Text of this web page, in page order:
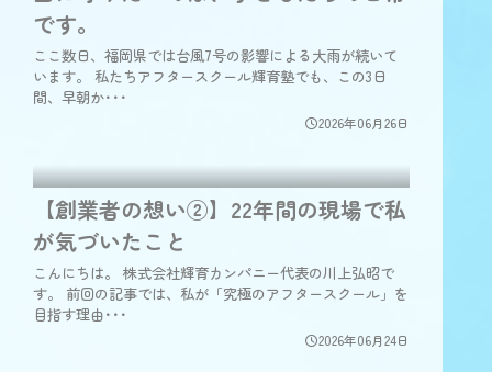
です。
2026年06月26日
ここ数日、福岡県では台風7号の影響による大雨が続いて
います。 私たちアフタースクール輝育塾でも、この3日
間、早朝か･･･
【創業者の想い②】22年間の現場で私
が気づいたこと
2026年06月24日
こんにちは。 株式会社輝育カンパニー代表の川上弘昭で
す。 前回の記事では、私が「究極のアフタースクール」を
目指す理由･･･